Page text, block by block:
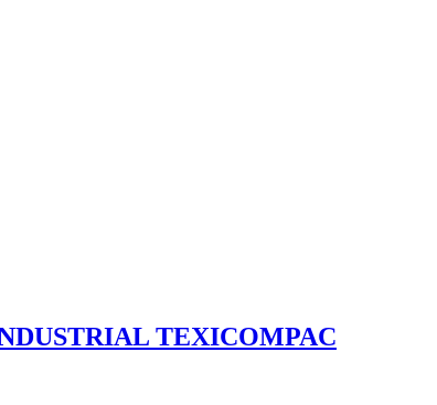
TEXICOMPAC